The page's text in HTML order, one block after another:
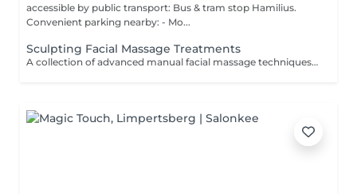
accessible by public transport: Bus & tram stop Hamilius.
Convenient parking nearby: - Mo...
Sculpting Facial Massage Treatments
A collection of advanced manual facial massage techniques designed to sculpt facial contours, stimulate circulation, and enhance natural lifting effects. These treatments work deeply on facial muscles to release tension, improve lymphatic drainage, and restore a more defined, refreshed appearance while promoting overall skin health and relaxation. Ideal for those seeking natural lifting, facial contouring, and visible skin revitalization without invasive procedures. For optimal results, a course of 5-10 treatments is recommended, performed 12 times per week, followed by regular maintenance. TREATMENT OPTIONS: - Sculpting Face Massage - a 60-minute manual lifting massage focused on facial contouring, muscle relaxation and circulation improvement. - Sculpting Face Massage + Alginate Mask- includes 40 min of sculpting massage followed by a 20-minute alginate mask to hydrate, calm and enhance lifting results. - Extended Sculpting Face Massage + Alginate Mask- includes 60 min of intensive sculpting facial massage combined with a soothing alginate mask for enhanced lifting, contouring and deep relaxation. AVAILABLE ENHANCEMENTS: - Sculpting Facial Massage + Carboxytherapy- a synergistic treatment combining sculpting massage techniques with oxygenating carboxytherapy to enhance circulation, lymphatic drainage, and skin vitality. This combination delivers a natural lifting effect, improves skin tone, and leaves the skin refreshed, plump, and visibly revitalised. BENEFITS: - Improved facial contour and definition - Reduced puffiness and fluid retention - Enhanced circulation and oxygenation - Natural lifting effect - Relaxation of facial muscle tension - Improved skin tone and radiance INDICATIONS: - Loss of facial contour - Puffiness and fluid retention - Muscle tension in the face - Dull or tired-looking skin - Early signs of aging - Desire for natural lifting effect CONTRAINDICATIONS: - Active skin infections or inflammation - Open wounds or damaged skin - Severe skin conditions - Recent invasive procedures (relative) - Acute dental or jaw conditions (for buccal massage) AFTERCARE & RECOMMENDATIONS: - Maintain hydration - Avoid intense facial treatments on the same day - Follow a regular treatment course for best results - Combine with professional skincare for enhanced effect Natural lifting, sculpted contours, and a refreshed, radiant appearance achieved through expert manual techniques.